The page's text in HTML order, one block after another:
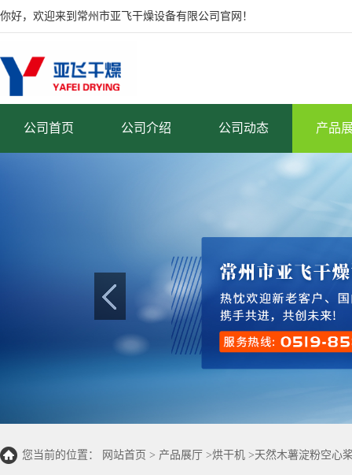
你好，欢迎来到常州市亚飞干燥设备有限公司官网！
公司首页 公司介绍 公司动态 产品
您当前的位置： 网站首页 > 产品展厅 >烘干机 >天然木薯淀粉空心